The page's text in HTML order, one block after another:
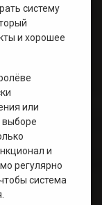
систему
и хорошее
или
выборе
и
регулярно
система